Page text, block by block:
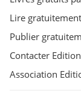
Lire
Publier
Contacter
Association